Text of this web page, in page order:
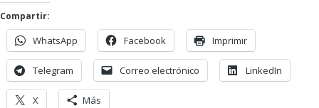
Compartir:
WhatsApp Facebook Imprimir
Telegram Correo electrónico LinkedIn
X Más